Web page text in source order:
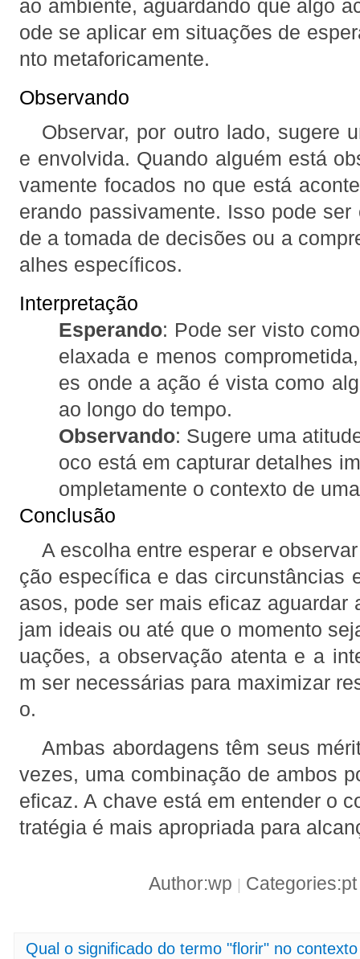
ao ambiente, aguardando que algo
ode se aplicar em situações de
nto metaforicamente.
Observando
Observar, por outro lado, sugere
e envolvida. Quando alguém está
vamente focados no que está
erando passivamente. Isso pode
de a tomada de decisões ou a
alhes específicos.
Interpretação
Esperando: Pode ser visto
elaxada e menos
es onde a ação é vista como
ao longo do tempo.
Observando: Sugere uma
oco está em capturar detalhes
ompletamente o contexto de
Conclusão
A escolha entre esperar e
ção específica e das circunstâncias
asos, pode ser mais eficaz aguardar
jam ideais ou até que o momento
uações, a observação atenta e a
m ser necessárias para maximizar
o.
Ambas abordagens têm seus
vezes, uma combinação de ambos
eficaz. A chave está em entender o
tratégia é mais apropriada para
Author:wp
Qual o significado do termo "florir" no